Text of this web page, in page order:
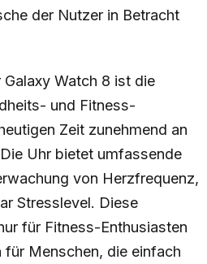
der Nutzer in Betracht
Galaxy Watch 8 ist die
und Fitness-
Zeit zunehmend an
Uhr bietet umfassende
von Herzfrequenz,
Stresslevel. Diese
für Fitness-Enthusiasten
für Menschen, die einfach